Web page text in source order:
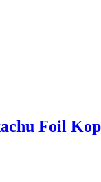
Foil Kop